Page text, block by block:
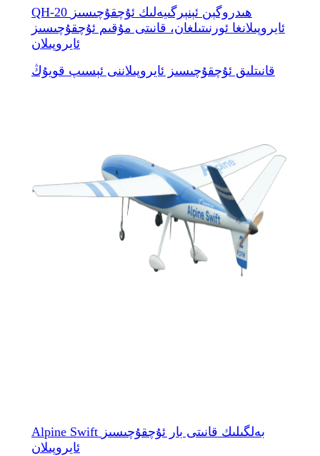
QH-20 ھىدروگېن ئېنېرگىيەلىك ئۇچقۇچىسىز
ئايروپىلانغا ئورنىتىلغان، قانىتى مۇقىم ئۇچقۇچىسىز
ئايروپىلان
قانىتلىق ئۇچقۇچىسىز ئايروپىلاننى ئېسىپ قويۇڭ
Alpine Swift بەلگىلىك قانىتى بار ئۇچقۇچىسىز
ئايروپىلان